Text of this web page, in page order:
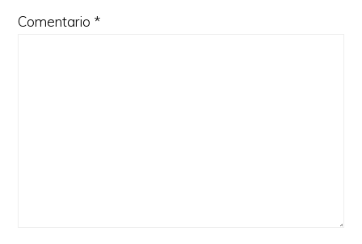
Comentario *